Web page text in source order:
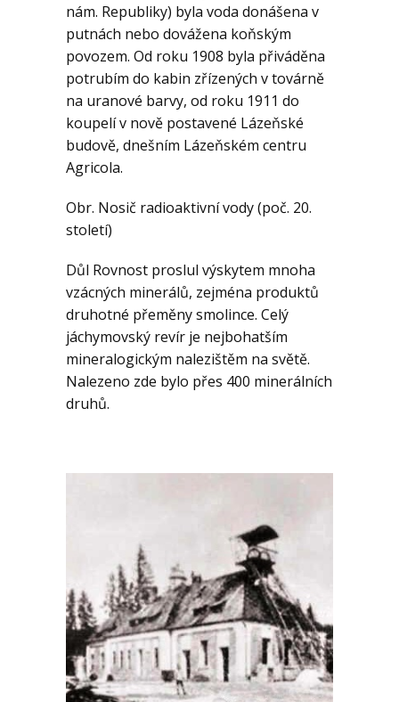
nám. Republiky) byla voda donášena v
putnách nebo dovážena koňským
povozem. Od roku 1908 byla přiváděna
potrubím do kabin zřízených v továrně
na uranové barvy, od roku 1911 do
koupelí v nově postavené Lázeňské
budově, dnešním Lázeňském centru
Agricola.
Obr. Nosič radioaktivní vody (poč. 20.
století)
Důl Rovnost proslul výskytem mnoha
vzácných minerálů, zejména produktů
druhotné přeměny smolince. Celý
jáchymovský revír je nejbohatším
mineralogickým nalezištěm na světě.
Nalezeno zde bylo přes 400 minerálních
druhů.